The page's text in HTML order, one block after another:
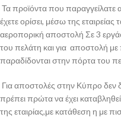
Τα προϊόντα που παραγγείλατε
έχετε ορίσει, μέσω της
αεροπορική αποστολή Σε 3
του πελάτη και για αποστολή με
παραδίδονται στην πόρτα του
Για αποστολές στην Κύπρο δεν
πρέπει πρώτα να έχει
της εταιρίας,με κατάθεση η με